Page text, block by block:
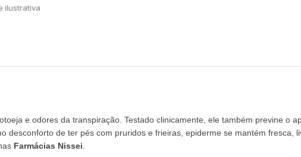
ilustrativa
e odores da transpiração. Testado clinicamente, ele também previne o
desconforto de ter pés com pruridos e frieiras, epiderme se mantém fresca,
Farmácias Nissei